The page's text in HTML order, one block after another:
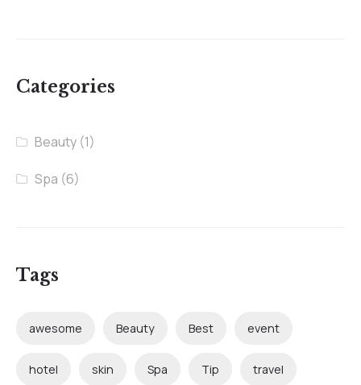
Categories
Beauty (1)
Spa (6)
Tags
awesome Beauty Best event
hotel skin Spa Tip travel